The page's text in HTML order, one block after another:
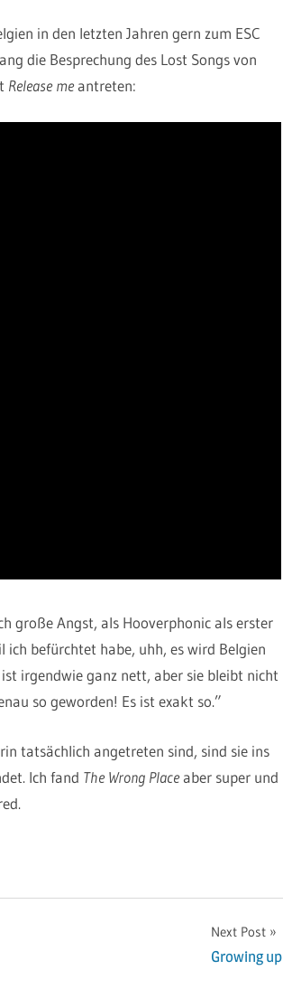
in den letzten Jahren gern zum ESC
die Besprechung des Lost Songs von
Release meantreten:
große Angst, als Hooverphonic als erster
befürchtet habe, uhh, es wird Belgien
irgendwie ganz nett, aber sie bleibt nicht
so geworden! Es ist exakt so.”
tatsächlich angetreten sind, sind sie ins
Ich fand The Wrong Placeaber super und
Next Post
Growing up